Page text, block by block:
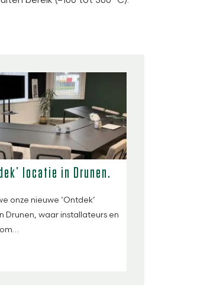
locatie in Drunen.
onze nieuwe ‘Ontdek’
Drunen, waar installateurs en